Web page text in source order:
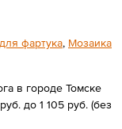
фартука, Мозаика
в городе Томске
до 1 105 руб. (без